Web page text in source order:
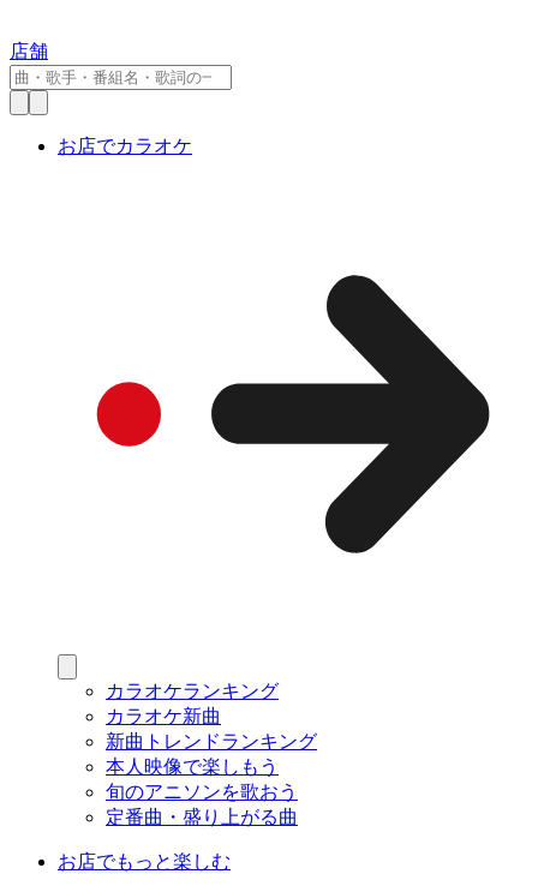
店舗
お店でカラオケ
カラオケランキング
カラオケ新曲
新曲トレンドランキング
本人映像で楽しもう
旬のアニソンを歌おう
定番曲・盛り上がる曲
お店でもっと楽しむ